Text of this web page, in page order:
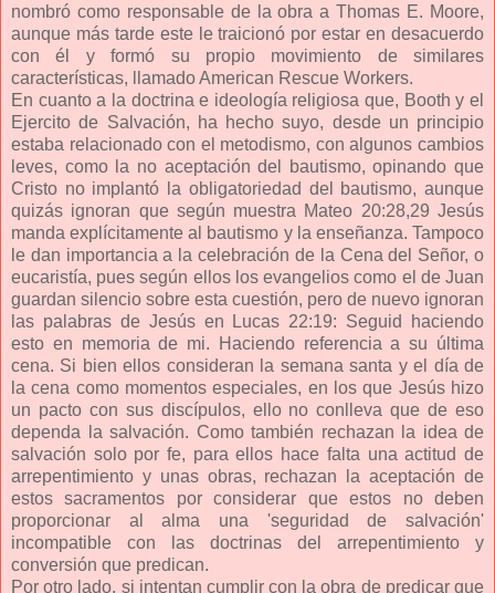
nombró como responsable de la obra a Thomas E. Moore,
aunque más tarde este le traicionó por estar en desacuerdo
con él y formó su propio movimiento de similares
características, llamado American Rescue Workers.
En cuanto a la doctrina e ideología religiosa que, Booth y el
Ejercito de Salvación, ha hecho suyo, desde un principio
estaba relacionado con el metodismo, con algunos cambios
leves, como la no aceptación del bautismo, opinando que
Cristo no implantó la obligatoriedad del bautismo, aunque
quizás ignoran que según muestra Mateo 20:28,29 Jesús
manda explícitamente al bautismo y la enseñanza. Tampoco
le dan importancia a la celebración de la Cena del Señor, o
eucaristía, pues según ellos los evangelios como el de Juan
guardan silencio sobre esta cuestión, pero de nuevo ignoran
las palabras de Jesús en Lucas 22:19: Seguid haciendo
esto en memoria de mi. Haciendo referencia a su última
cena. Si bien ellos consideran la semana santa y el día de
la cena como momentos especiales, en los que Jesús hizo
un pacto con sus discípulos, ello no conlleva que de eso
dependa la salvación. Como también rechazan la idea de
salvación solo por fe, para ellos hace falta una actitud de
arrepentimiento y unas obras, rechazan la aceptación de
estos sacramentos por considerar que estos no deben
proporcionar al alma una 'seguridad de salvación'
incompatible con las doctrinas del arrepentimiento y
conversión que predican.
Por otro lado, si intentan cumplir con la obra de predicar que